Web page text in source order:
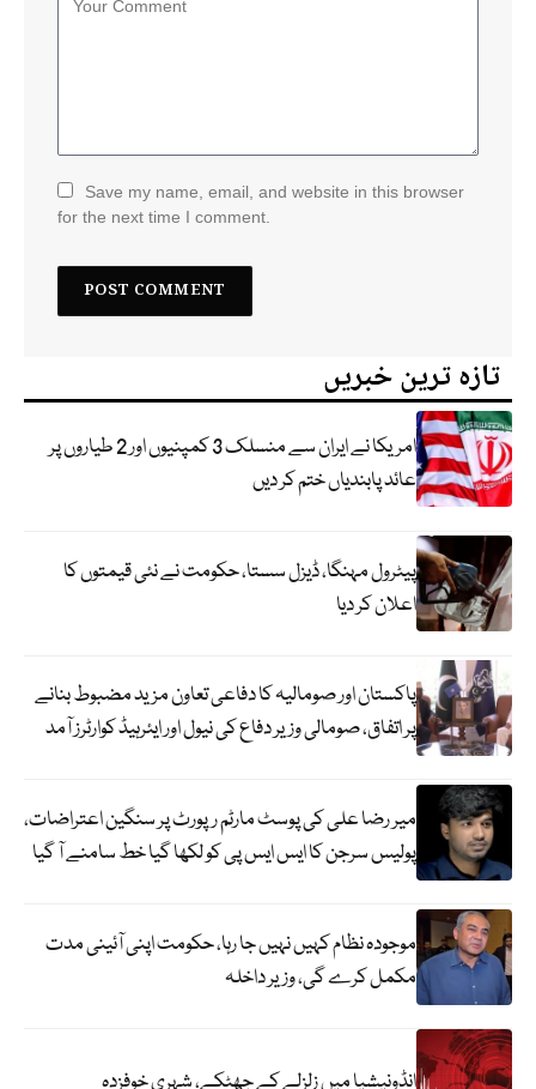
Save my name, email, and website in this browser
for the next time I comment.
تازہ ترین خبریں
امریکا نے ایران سے منسلک 3 کمپنیوں اور 2 طیاروں پر
عائد پابندیاں ختم کر دیں
پیٹرول مہنگا، ڈیزل سستا، حکومت نے نئی قیمتوں کا
اعلان کر دیا
پاکستان اور صومالیہ کا دفاعی تعاون مزید مضبوط بنانے
پر اتفاق، صومالی وزیر دفاع کی نیول اور ایئرہیڈ کوارٹرز آمد
میر رضا علی کی پوسٹ مارٹم رپورٹ پر سنگین اعتراضات،
پولیس سرجن کا ایس ایس پی کو لکھا گیا خط سامنے آ گیا
موجودہ نظام کہیں نہیں جا رہا، حکومت اپنی آئینی مدت
مکمل کرے گی، وزیر داخلہ
انڈونیشیا میں زلزلے کے جھٹکے، شہری خوفزدہ